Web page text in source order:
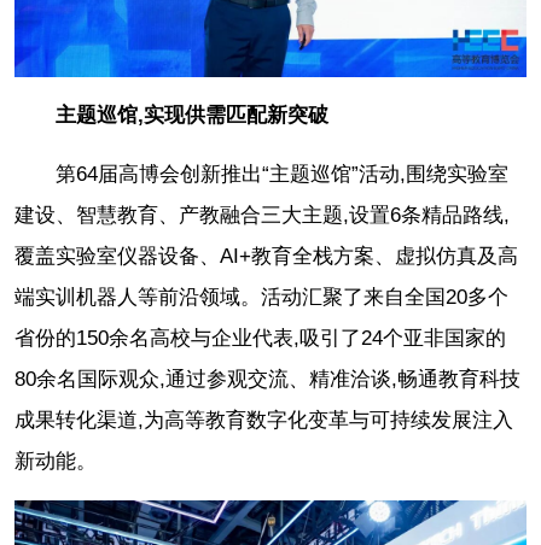
主题巡馆,实现供需匹配新突破
第64届高博会创新推出“主题巡馆”活动,围绕实验室
建设、智慧教育、产教融合三大主题,设置6条精品路线,
覆盖实验室仪器设备、AI+教育全栈方案、虚拟仿真及高
端实训机器人等前沿领域。活动汇聚了来自全国20多个
省份的150余名高校与企业代表,吸引了24个亚非国家的
80余名国际观众,通过参观交流、精准洽谈,畅通教育科技
成果转化渠道,为高等教育数字化变革与可持续发展注入
新动能。